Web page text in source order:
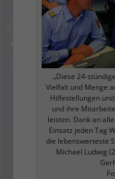
„Diese 24-
Vielfalt und Menge
Hilfestellungen
und ihre
leisten. Dank an
Einsatz jeden Tag
die lebenswerteste
Michael Ludwig